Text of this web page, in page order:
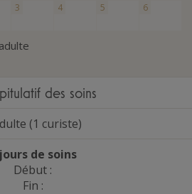
3 4 5 6
des soins
(1 curiste)
de soins
Début :
Fin :